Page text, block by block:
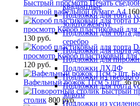
квадратные
Подложки для торта
золото/жемчуг
Подложки для торта
серебро
Подложки для торта
Подложки для
Подложки ЛХДФ
Подложки из твердого
Подложки для торта
золото
Подложки из
Быстрый просмотр Печать
плотной вафельной бумаге А4
просмотр Короб пластиковый для
130 руб.
просмотр Короб пластиковый для
120 руб.
Вафельный рожок 11см 5 шт. 36
Быстрый
столик 800 руб.